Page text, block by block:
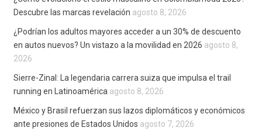
Descubre las marcas revelación agosto 8, 2026
¿Podrían los adultos mayores acceder a un 30% de descuento
en autos nuevos? Un vistazo a la movilidad en 2026 agosto 8,
2026
Sierre-Zinal: La legendaria carrera suiza que impulsa el trail
running en Latinoamérica agosto 8, 2026
México y Brasil refuerzan sus lazos diplomáticos y económicos
ante presiones de Estados Unidos agosto 7, 2026